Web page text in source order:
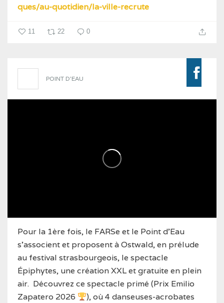
ques/au-quotidien/la-ville-recrute
11 22 0
POINT D'EAU
Pour la 1ère fois, le FARSe et le Point d’Eau
s'associent et proposent à Ostwald, en prélude
au festival strasbourgeois, le spectacle
Épiphytes, une création XXL et gratuite en plein
air. Découvrez ce spectacle primé (Prix Emilio
Zapatero 2026
), où 4 danseuses-acrobates